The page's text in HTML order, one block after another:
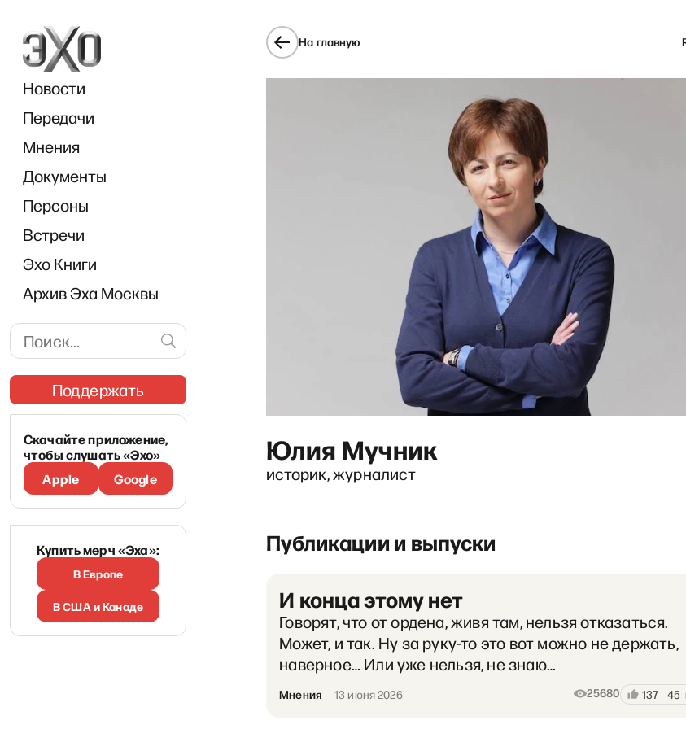
Новости
Передачи
Мнения
Документы
Персоны
Встречи
Эхо Книги
Архив Эха Москвы
Поддержать
Скачайте приложение,
чтобы слушать «Эхо»
Apple
Google
Купить мерч «Эха»:
В Европе
В США и Канаде
На главную
Юлия Мучник
историк, журналист
Публикации и выпуски
И конца этому нет
Говорят, что от ордена, живя там, нельзя отказаться.
Может, и так. Ну за руку-то это вот можно не держать,
наверное… Или уже нельзя, не знаю…
Мнения 13 июня 2026 25680 137 45
ON AIR с Фёдором